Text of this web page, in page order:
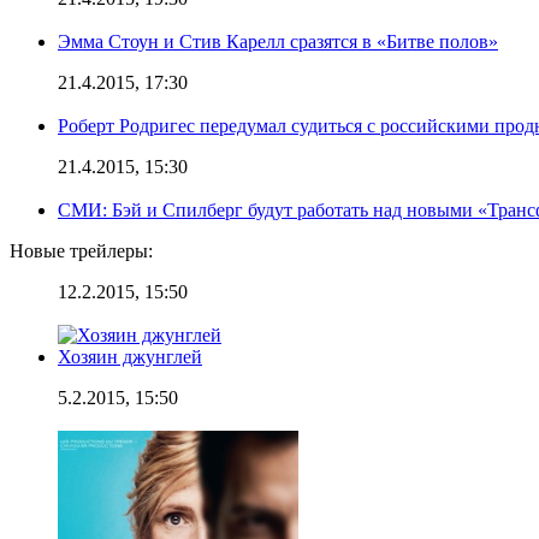
Эмма Стоун и Стив Карелл сразятся в «Битве полов»
21.4.2015, 17:30
Роберт Родригес передумал судиться с российскими
21.4.2015, 15:30
СМИ: Бэй и Спилберг будут работать над новыми
Новые трейлеры:
12.2.2015, 15:50
Хозяин джунглей
5.2.2015, 15:50